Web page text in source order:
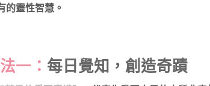
的靈性智慧。
一： 每日覺知，創造奇蹟